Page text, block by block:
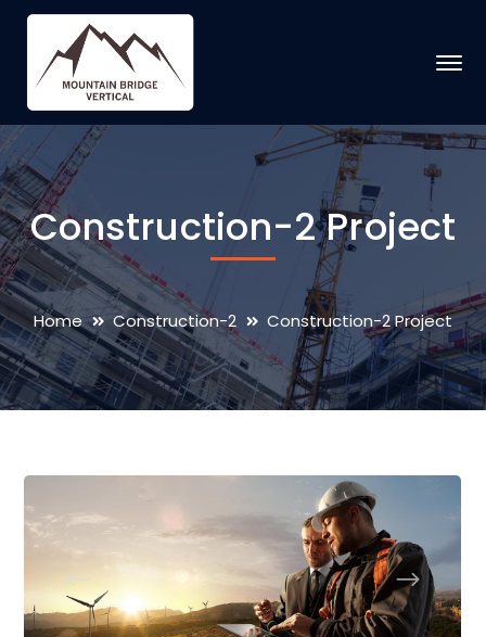
Construction-2 Project
Home Construction-2 Construction-2 Project